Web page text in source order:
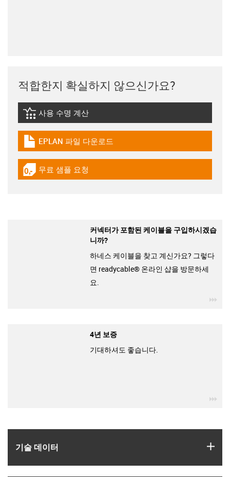
기술 데이터
적합한지 확실하지 않으신가요?
igus-icon-lebensdauerrechner
사용 수명 계산
igus-icon-download-plan
EPLAN 파일 다운로드
igus-icon-gratismuster
무료 샘플 요청
커넥터가 포함된 케이블을 구입하시겠습
니까?
하네스 케이블을 찾고 계신가요? 그렇다
면 readycable® 온라인 샵을 방문하세
요.
4년 보증
기대하셔도 좋습니다.